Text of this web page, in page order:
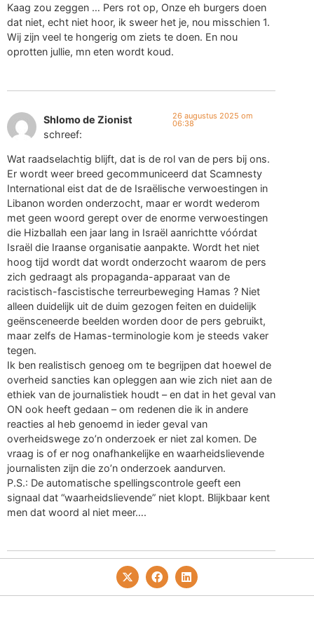
Kaag zou zeggen … Pers rot op, Onze eh burgers doen
dat niet, echt niet hoor, ik sweer het je, nou misschien 1.
Wij zijn veel te hongerig om ziets te doen. En nou
oprotten jullie, mn eten wordt koud.
Shlomo de Zionist
schreef:
26 augustus 2025 om
06:38
Wat raadselachtig blijft, dat is de rol van de pers bij ons.
Er wordt weer breed gecommuniceerd dat Scamnesty
International eist dat de de Israëlische verwoestingen in
Libanon worden onderzocht, maar er wordt wederom
met geen woord gerept over de enorme verwoestingen
die Hizballah een jaar lang in Israël aanrichtte vóórdat
Israël die Iraanse organisatie aanpakte. Wordt het niet
hoog tijd wordt dat wordt onderzocht waarom de pers
zich gedraagt als propaganda-apparaat van de
racistisch-fascistische terreurbeweging Hamas ? Niet
alleen duidelijk uit de duim gezogen feiten en duidelijk
geënsceneerde beelden worden door de pers gebruikt,
maar zelfs de Hamas-terminologie kom je steeds vaker
tegen.
Ik ben realistisch genoeg om te begrijpen dat hoewel de
overheid sancties kan opleggen aan wie zich niet aan de
ethiek van de journalistiek houdt – en dat in het geval van
ON ook heeft gedaan – om redenen die ik in andere
reacties al heb genoemd in ieder geval van
overheidswege zo’n onderzoek er niet zal komen. De
vraag is of er nog onafhankelijke en waarheidslievende
journalisten zijn die zo’n onderzoek aandurven.
P.S.: De automatische spellingscontrole geeft een
signaal dat “waarheidslievende” niet klopt. Blijkbaar kent
men dat woord al niet meer….